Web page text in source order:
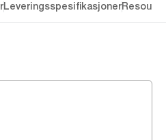
Leveringsspesifikasjoner